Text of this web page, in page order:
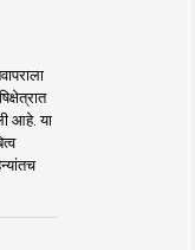
आहे. या